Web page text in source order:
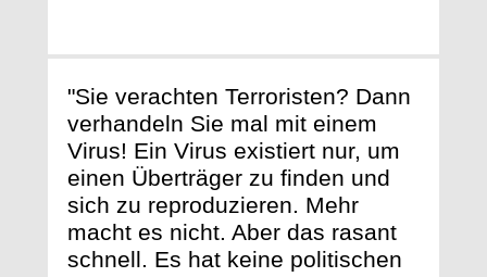
"Sie verachten Terroristen? Dann
verhandeln Sie mal mit einem
Virus! Ein Virus existiert nur, um
einen Überträger zu finden und
sich zu reproduzieren. Mehr
macht es nicht. Aber das rasant
schnell. Es hat keine politischen